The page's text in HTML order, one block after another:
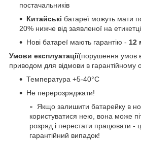
постачальників
Китайські батареї можуть мати
20% нижче від заявленої на
Нові батареї мають гарантію - 12
Умови експлуатації(порушення умов
приводом для відмови в гарантійному
Температура +5-40°С
Не перерозряджати!
Якщо залишити батарейку в
користуватися нею, вона може
розряд і перестати працювати -
гарантійний випадок!